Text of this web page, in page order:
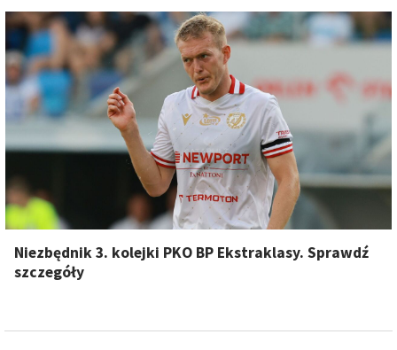
Niezbędnik 3. kolejki PKO BP Ekstraklasy. Sprawdź
szczegóły